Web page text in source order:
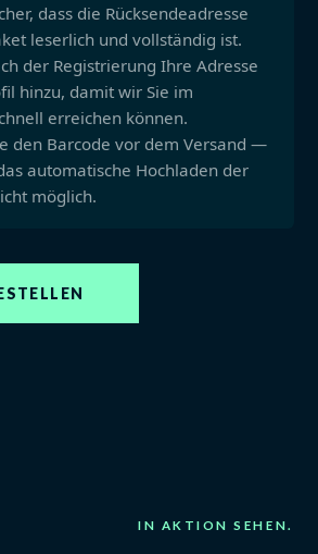
dass die Rücksendeadresse
leserlich und vollständig ist.
der Registrierung Ihre Adresse
hinzu, damit wir Sie im
erreichen können.
den Barcode vor dem Versand —
automatische Hochladen der
möglich.
IN AKTION SEHEN.